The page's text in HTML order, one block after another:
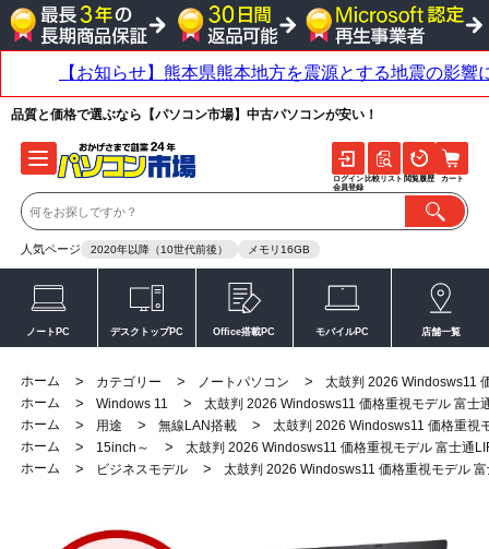
品質と価格で選ぶなら【パソコン市場】中古パソコンが安い！
人気ページ 2020年以降（10世代前後） メモリ16GB
ログイン
会員登録
比較リスト 閲覧履歴 カート
ノートPC デスクトップPC Office搭載PC モバイルPC 店舗一覧
ホーム > カテゴリー > ノートパソコン >
太鼓判 2026 Windosws11
ホーム
> Windows 11 >
太鼓判 2026 Windosws11 価格重視モデル 富
ホーム
> 用途 > 無線LAN搭載 >
太鼓判 2026 Windosws11 価格重視
ホーム
> 15inch～ >
太鼓判 2026 Windosws11 価格重視モデル 富士通
ホーム
> ビジネスモデル > 太鼓判 2026 Windosws11 価格重視モデル